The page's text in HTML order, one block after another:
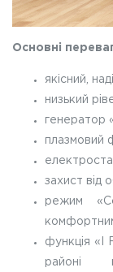
Основні
якісний,
низький
генератор
плазмовий
захист від
режим
функція «I
районі